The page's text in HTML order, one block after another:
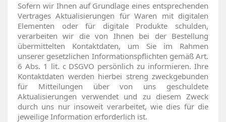
Sofern wir Ihnen auf Grundlage eines entsprechenden
Vertrages Aktualisierungen für Waren mit digitalen
Elementen oder für digitale Produkte schulden,
verarbeiten wir die von Ihnen bei der Bestellung
übermittelten Kontaktdaten, um Sie im Rahmen
unserer gesetzlichen Informationspflichten gemäß Art.
6 Abs. 1 lit. c DSGVO persönlich zu informieren. Ihre
Kontaktdaten werden hierbei streng zweckgebunden
für Mitteilungen über von uns geschuldete
Aktualisierungen verwendet und zu diesem Zweck
durch uns nur insoweit verarbeitet, wie dies für die
jeweilige Information erforderlich ist.